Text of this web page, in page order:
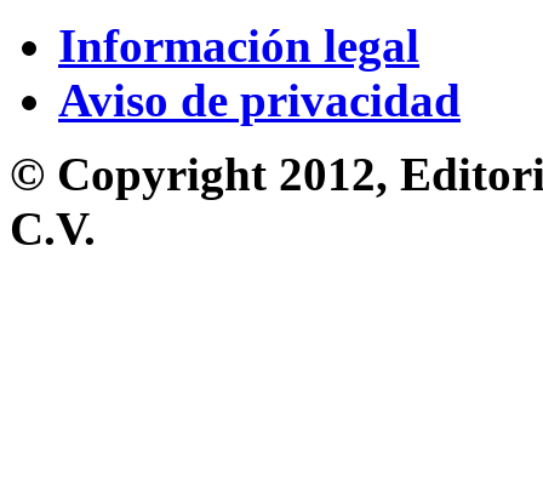
Información legal
Aviso de privacidad
© Copyright 2012,
C.V.